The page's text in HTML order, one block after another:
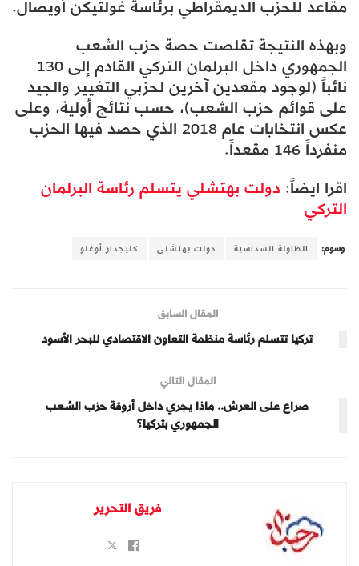
مقاعد للحزب الديمقراطي برئاسة غولتيكن أويصال.
وبهذه النتيجة تقلصت حصة حزب الشعب
الجمهوري داخل البرلمان التركي القادم إلى 130
نائباً (لوجود مقعدين آخرين لحزبي التغيير والجيد
على قوائم حزب الشعب)، حسب نتائج أولية، وعلى
عكس انتخابات عام 2018 الذي حصد فيها الحزب
منفرداً 146 مقعداً.
اقرا ايضاً: دولت بهتشلي يتسلم رئاسة البرلمان
التركي
وسوم: الطاولة السداسية دولت بهتشلي كليجدار أوغلو
المقال السابق
تركيا تتسلم رئاسة منظمة التعاون الاقتصادي للبحر الأسود
المقال التالي
صراع على العرش.. ماذا يجري داخل أروقة حزب الشعب
الجمهوري بتركيا؟
فريق التحرير